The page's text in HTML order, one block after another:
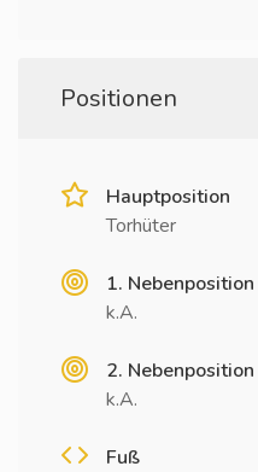
Positionen
Hauptposition
Torhüter
1. Nebenposition
k.A.
2. Nebenposition
k.A.
Fuß